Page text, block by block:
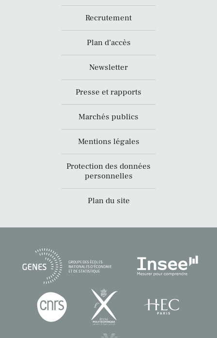
Recrutement
Plan d’accès
Newsletter
Presse et rapports
Marchés publics
Mentions légales
Protection des données
personnelles
Plan du site